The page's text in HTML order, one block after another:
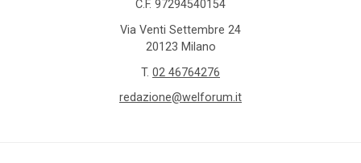
C.F. 97294540154
Via Venti Settembre 24
20123 Milano
T. 02 46764276
redazione@welforum.it